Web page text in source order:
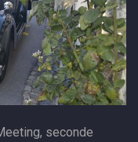
seconde